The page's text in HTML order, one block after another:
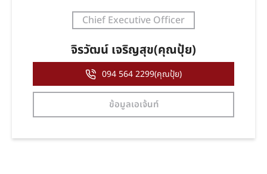
Chief Executive Officer
จิรวัฒน์ เจริญสุข(คุณปุ้ย)
094 564 2299(คุณปุ้ย)
ข้อมูลเอเจ้นท์